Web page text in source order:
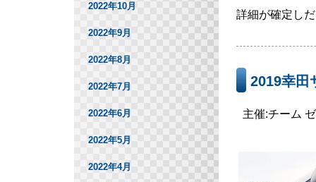
詳細が確定し
2019幸
主催:チーム
2022年10月
2022年9月
2022年8月
2022年7月
2022年6月
2022年5月
2022年4月